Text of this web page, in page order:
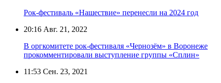
Рок-фестиваль «Нашествие» перенесли на 2024 год
20:16 Авг. 21, 2022
В оргкомитете рок-фестиваля «Чернозём» в Воронеже
прокомментировали выступление группы «Сплин»
11:53 Сен. 23, 2021